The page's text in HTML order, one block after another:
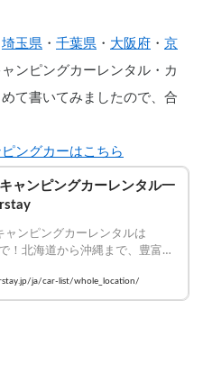
埼玉県 ・ 千葉県 ・ 大阪府 ・ 京
ンピングカーレンタル・カ
て書いてみましたので、合
ングカーはこちら
ャンピングカーレンタル一
ャンピングカーレンタルは
！北海道から沖縄まで、豊富な
予約！ja/car-list/whole_location/